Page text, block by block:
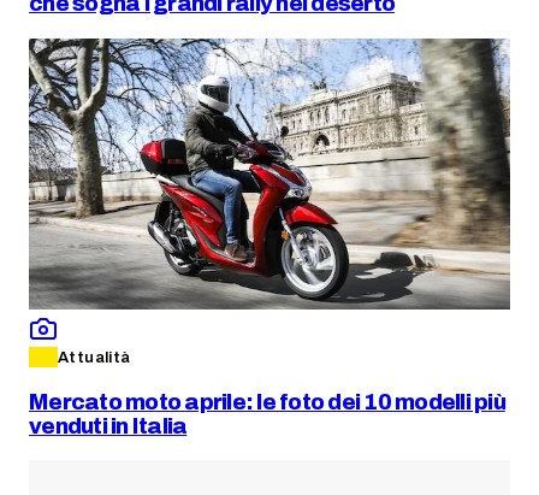
Attualità
Mercato moto aprile: le foto dei 10 modelli più
venduti in Italia